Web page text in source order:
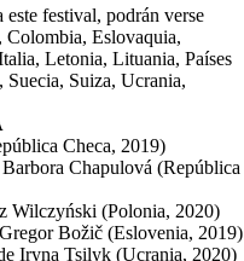
este festival, podrán verse
Eslovaquia,
Letonia, Lituania, Países
Suiza, Ucrania,
Checa, 2019)
Chapulová (República
Wilczyński (Polonia, 2020)
Božič (Eslovenia, 2019)
Iryna Tsilyk (Ucrania, 2020)